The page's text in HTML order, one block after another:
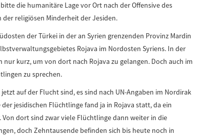
die humanitäre Lage vor Ort nach der Offensive des
der religiösen Minderheit der Jesiden.
der Türkei in der an Syrien grenzenden Provinz Mardin
Rojava im Nordosten Syriens. In der
kurz, um von dort nach Rojava zu gelangen. Doch auch im
zu sprechen.
auf der Flucht sind, es sind nach UN-Angaben im Nordirak
jesidischen Flüchtlinge fand ja in Rojava statt, da ein
dort sind zwar viele Flüchtlinge dann weiter in die
doch Zehntausende befinden sich bis heute noch in